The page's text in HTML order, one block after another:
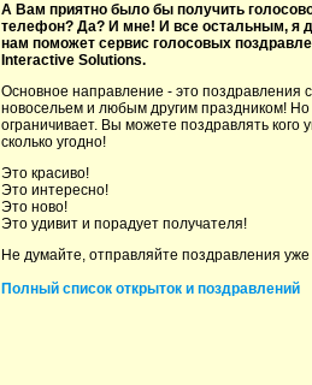
А Вам приятно было бы получить
телефон? Да? И мне! И все остальным, я
нам поможет сервис голосовых
Interactive Solutions.
Основное направление - это поздравления
новосельем и любым другим праздником! Но
ограничивает. Вы можете поздравлять кого
сколько угодно!
Это красиво!
Это интересно!
Это ново!
Это удивит и порадует получателя!
Не думайте, отправляйте поздравления уже
Полный список открыток и поздравлений